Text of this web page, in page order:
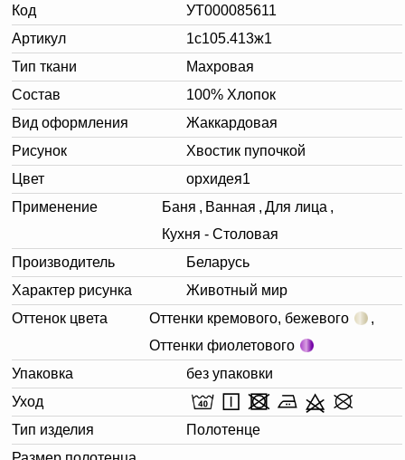
Код
УТ000085611
Артикул
1с105.413ж1
Тип ткани
Махровая
Состав
100% Хлопок
Вид оформления
Жаккардовая
Рисунок
Хвостик пупочкой
Цвет
орхидея1
Применение
Баня , Ванная , Для лица ,
Кухня - Столовая
Производитель
Беларусь
Характер рисунка
Животный мир
Оттенок цвета
Оттенки кремового, бежевого
,
Оттенки фиолетового
Упаковка
без упаковки
Уход
Тип изделия
Полотенце